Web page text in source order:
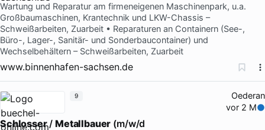
Wartung und Reparatur am firmeneigenen Maschinenpark, u.a.
Großbaumaschinen, Krantechnik und LKW-Chassis –
Schweißarbeiten, Zuarbeit • Reparaturen an Containern (See-,
Büro-, Lager-, Sanitär- und Sonderbaucontainer) und
Wechselbehältern – Schweißarbeiten, Zuarbeit
www.binnenhafen-sachsen.de
Oederan
vor 2 M
Schlosser/Metallbauer (m/w/d
9